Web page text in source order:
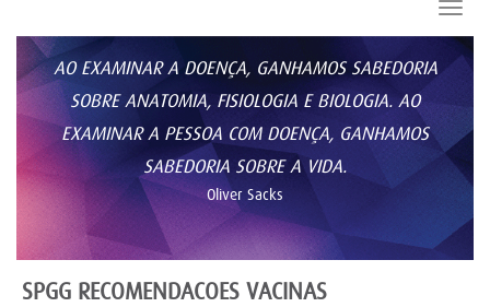
AO EXAMINAR A DOENÇA, GANHAMOS SABEDORIA
SOBRE ANATOMIA, FISIOLOGIA E BIOLOGIA. AO
EXAMINAR A PESSOA COM DOENÇA, GANHAMOS
SABEDORIA SOBRE A VIDA.
Oliver Sacks
SPGG RECOMENDACOES VACINAS